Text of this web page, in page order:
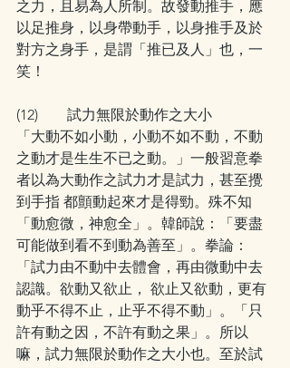
之力，且易為人所制。故發動推手，應
以足推身，以身帶動手，以身推手及於
對方之身手，是謂「推已及人」也，一
笑！
(12)        試力無限於動作之大小
「大動不如小動，小動不如不動，不動
之動才是生生不已之動。」一般習意拳
者以為大動作之試力才是試力，甚至攪
到手指 都顫動起來才是得勁。殊不知
「動愈微，神愈全」。韓師說：「要盡
可能做到看不到動為善至」。拳論：
「試力由不動中去體會，再由微動中去
認識。欲動又欲止， 欲止又欲動，更有
動乎不得不止，止乎不得不動」。「只
許有動之因，不許有動之果」。所以
嘛，試力無限於動作之大小也。至於試